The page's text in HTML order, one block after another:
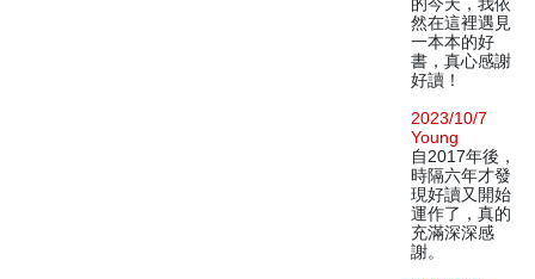
然在這裡遇見
一本本的好
書，真心感謝
好讀！
2023/10/7
Young
自2017年後，
時隔六年才發
現好讀又開始
運作了，真的
充滿深深感
謝。